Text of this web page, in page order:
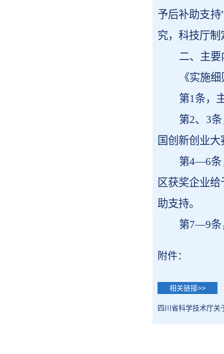
予后补助支
究，科技厅
二、主要
《实施
第1条，
第2、3
国创新创业
第4—6条
区获奖企业
助支持。
第7—9条
附件：
相关链接>>
四川省科学技术厅关